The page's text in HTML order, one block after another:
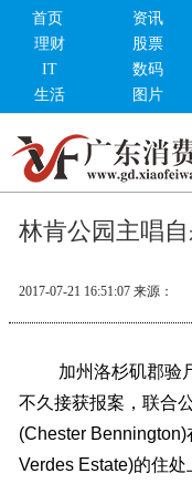
首页 资讯
理财
股票
IT
数码
生活
图片
林肯公园主唱
2017-07-21 16:51:07 来源：
加州洛杉矶郡验
不久接获报案，联合
(Chester
Verdes Estate)的住处